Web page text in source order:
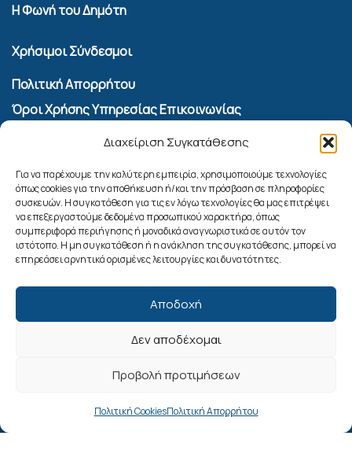
Διαχείριση Συγκατάθεσης
Για να παρέχουμε την καλύτερη εμπειρία, χρησιμοποιούμε τεχνολογίες
όπως cookies για την αποθήκευση ή/και την πρόσβαση σε πληροφορίες
συσκευών. Η συγκατάθεση για τις εν λόγω τεχνολογίες θα μας επιτρέψει
να επεξεργαστούμε δεδομένα προσωπικού χαρακτήρα, όπως
συμπεριφορά περιήγησης ή μοναδικά αναγνωριστικά σε αυτόν τον
ιστότοπο. Η μη συγκατάθεση ή η ανάκληση της συγκατάθεσης, μπορεί να
επηρεάσει αρνητικά ορισμένες λειτουργίες και δυνατότητες.
Αποδοχή
Δεν αποδέχομαι
Προβολή προτιμήσεων
Πολιτική CookiesΠολιτική Απορρήτου
Η Φωνή του Δημότη
Χρήσιμοι Σύνδεσμοι
Πολιτική Απορρήτου
Όροι Χρήσης Υπηρεσίας Επικοινωνίας
Πολιτική Cookies (ΕΕ)
Αναζήτηση
© 2025. Δήμος Ρόδου. All Rights Reserved.